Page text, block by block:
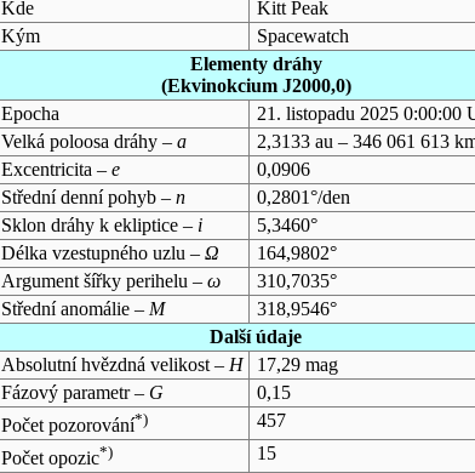
Kde
Kitt Peak
Kým
Spacewatch
Elementy dráhy
(Ekvinokcium J2000,0)
Epocha
21. listopadu 2025 0:00:00
Velká poloosa dráhy – a
2,3133 au – 346 061 613
Excentricita – e
0,0906
Střední denní pohyb – n
0,2801°/den
Sklon dráhy k ekliptice – i
5,3460°
Délka vzestupného uzlu – Ω
164,9802°
Argument šířky perihelu – ω
310,7035°
Střední anomálie – M
318,9546°
Další údaje
Absolutní hvězdná velikost – H
17,29 mag
Fázový parametr – G
0,15
Počet pozorování*)
457
Počet opozic*)
15